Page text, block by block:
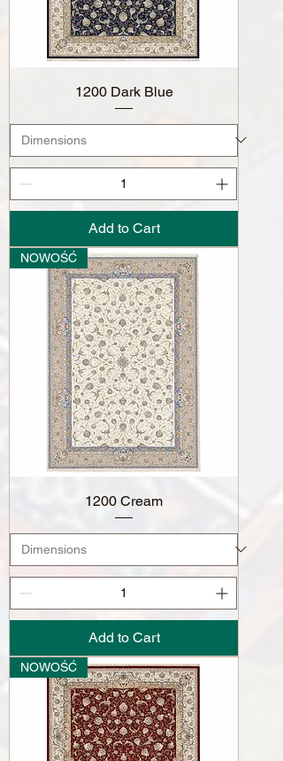
1200 Dark Blue
Add to Cart
NOWOŚĆ
1200 Cream
Add to Cart
NOWOŚĆ